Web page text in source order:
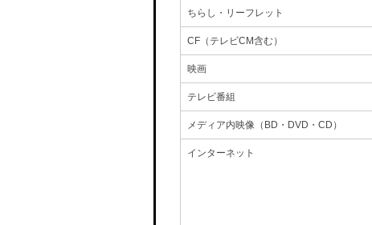
ちらし・リーフレット
CF（テレビCM含む）
映画
テレビ番組
メディア内映像（BD・DVD・CD）
インターネット